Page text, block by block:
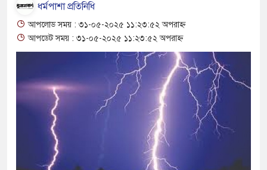
জীবন, কর্ম ও দর্শন নিয়ে সাহিত্য আড্ডা
অভ্যন্তরীণ বিরোধ তুঙ্গে
তার চেহারা কি দেখা গেছে : স্বরাষ্ট্রমন্ত্রী
বক্তব্য ভারত সমর্থন করে না : জয়সওয়াল
ভবনে পাঠদান
সহযোগিতায় দিরাই-শাল্লার উন্নয়ন করতে চাই : এমপি
ধর্মপাশা প্রতিনিধি
আপলোড সময় : ৩১-০৫-২০২৫ ১১:২৩:৫২ অপরাহ্ন
আপডেট সময় : ৩১-০৫-২০২৫ ১১:২৩:৫২ অপরাহ্ন